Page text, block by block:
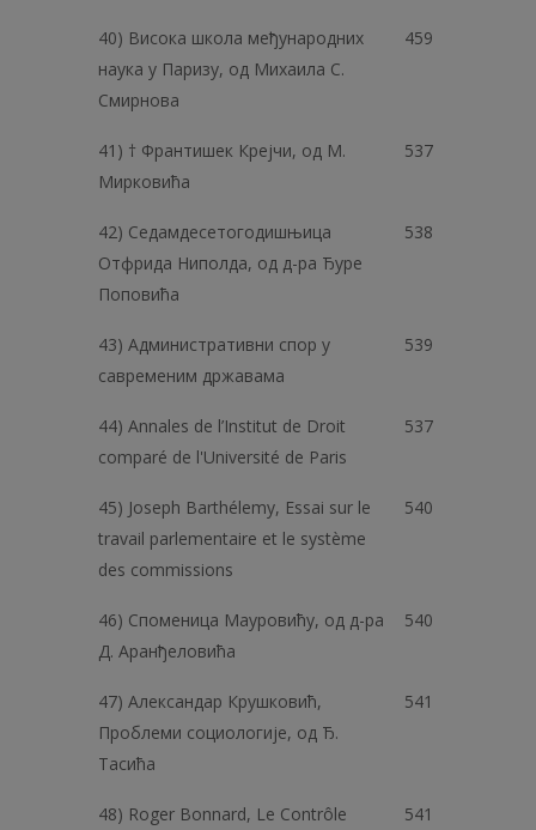
40) Висока школа међународних
наука у Паризу, од Михаила С.
Смирнова
459
41) † Франтишек Крејчи, од М.
Мирковића
537
42) Седамдесетогодишњица
Отфрида Ниполда, од д-ра Ђуре
Поповића
538
43) Административни спор у
савременим државама
539
44) Annales de l’Institut de Droit
comparé de l'Université de Paris
537
45) Joseph Barthélemy, Essai sur le
travail parlementaire et le système
des commissions
540
46) Споменица Мауровићу, од д-ра
Д. Аранђеловића
540
47) Александар Крушковић,
Проблеми социологије, од Ђ.
Тасића
541
48) Roger Bonnard, Le Contrôle 541